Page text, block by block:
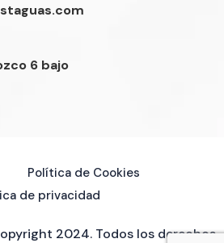
6 bajo
2024. Todos los derechos
Política de Cookies
de privacidad